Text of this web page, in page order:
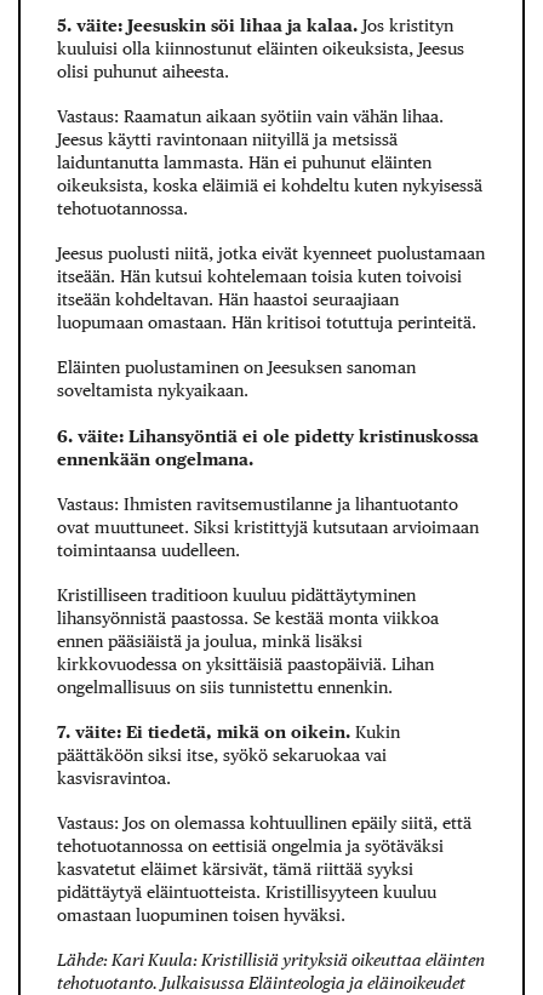
5. väite: Jeesuskin söi lihaa ja kalaa. Jos kristityn
kuuluisi olla kiinnostunut eläinten oikeuksista, Jeesus
olisi puhunut aiheesta.
Vastaus: Raamatun aikaan syötiin vain vähän lihaa.
Jeesus käytti ravintonaan niityillä ja metsissä
laiduntanutta lammasta. Hän ei puhunut eläinten
oikeuksista, koska eläimiä ei kohdeltu kuten nykyisessä
tehotuotannossa.
Jeesus puolusti niitä, jotka eivät kyenneet puolustamaan
itseään. Hän kutsui kohtelemaan toisia kuten toivoisi
itseään kohdeltavan. Hän haastoi seuraajiaan
luopumaan omastaan. Hän kritisoi totuttuja perinteitä.
Eläinten puolustaminen on Jeesuksen sanoman
soveltamista nykyaikaan.
6. väite: Lihansyöntiä ei ole pidetty kristinuskossa
ennenkään ongelmana.
Vastaus: Ihmisten ravitsemustilanne ja lihantuotanto
ovat muuttuneet. Siksi kristittyjä kutsutaan arvioimaan
toimintaansa uudelleen.
Kristilliseen traditioon kuuluu pidättäytyminen
lihansyönnistä paastossa. Se kestää monta viikkoa
ennen pääsiäistä ja joulua, minkä lisäksi
kirkkovuodessa on yksittäisiä paastopäiviä. Lihan
ongelmallisuus on siis tunnistettu ennenkin.
7. väite: Ei tiedetä, mikä on oikein. Kukin
päättäköön siksi itse, syökö sekaruokaa vai
kasvisravintoa.
Vastaus: Jos on olemassa kohtuullinen epäily siitä, että
tehotuotannossa on eettisiä ongelmia ja syötäväksi
kasvatetut eläimet kärsivät, tämä riittää syyksi
pidättäytyä eläintuotteista. Kristillisyyteen kuuluu
omastaan luopuminen toisen hyväksi.
Lähde: Kari Kuula: Kristillisiä yrityksiä oikeuttaa eläinten
tehotuotanto. Julkaisussa Eläinteologia ja eläinoikeudet